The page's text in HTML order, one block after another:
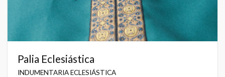
Palia Eclesiástica
INDUMENTARIA ECLESIÁSTICA